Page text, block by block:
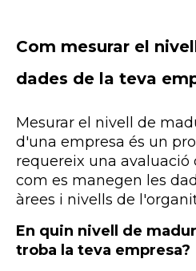
Com mesurar el
dades de la teva
Mesurar el nivell de
d'una empresa és un
requereix una avaluació
com es manegen les
àrees i nivells de
En quin nivell de
troba la teva empresa?